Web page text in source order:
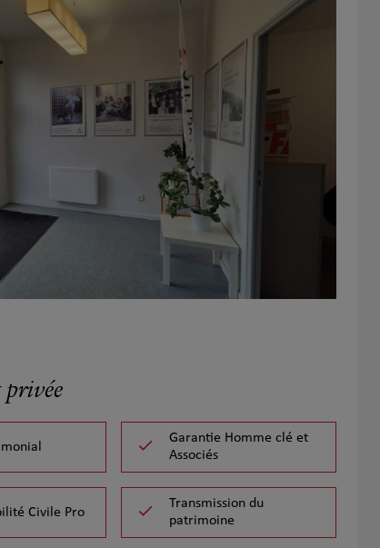
privée
Garantie Homme clé et
Associés
Civile Pro
Transmission du
patrimoine